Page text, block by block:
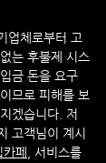
업체로부터 고
는 후불제 시스
금 돈을 요구
므로 피해를 보
겠습니다. 저
고객님이 계시
카페
, 서비스를